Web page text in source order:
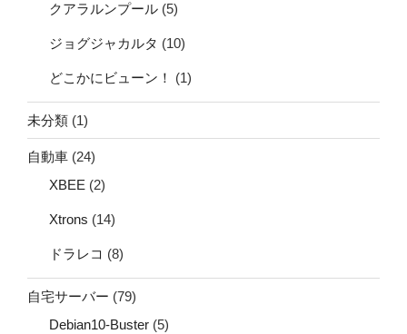
クアラルンプール (5)
ジョグジャカルタ (10)
どこかにビューン！ (1)
未分類 (1)
自動車 (24)
XBEE (2)
Xtrons (14)
ドラレコ (8)
自宅サーバー (79)
Debian10-Buster (5)